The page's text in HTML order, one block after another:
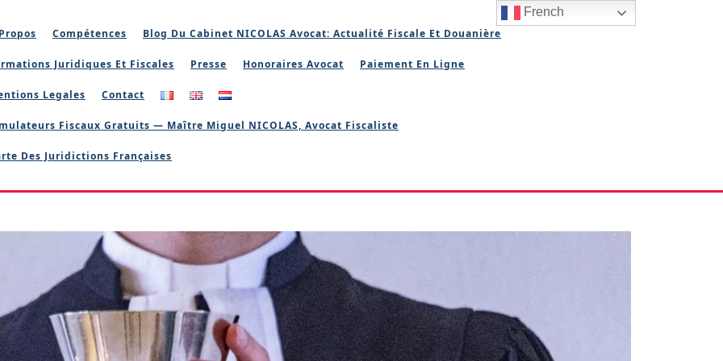
Compétences Blog Du Cabinet NICOLAS Avocat: Actualité Fiscale Et Douanière
Juridiques Et Fiscales Presse Honoraires Avocat Paiement En Ligne
Legales Contact
Fiscaux Gratuits — Maître Miguel NICOLAS, Avocat Fiscaliste
Des Juridictions Françaises
French